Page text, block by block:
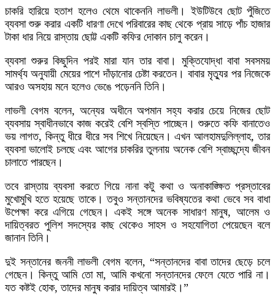
চাকরি হারিয়ে হতাশ হলেও থেমে থাকেননি লাভলী। ইউটিউবে ছোট পুঁজিতে
ব্যবসা শুরু করার একটি ধারণা দেখে পরিবারের কাছ থেকে প্রায় সাড়ে পাঁচ হাজার
টাকা ধার নিয়ে রাস্তায় ছোট্ট একটি কফির দোকান চালু করেন।
ব্যবসা শুরুর কিছুদিন পরই মারা যান তার বাবা। মুক্তিযোদ্ধা বাবা সবসময়
সামর্থ্য অনুযায়ী মেয়ের পাশে দাঁড়ানোর চেষ্টা করতেন। বাবার মৃত্যুর পর নিজেকে
আরও অসহায় মনে হলেও ভেঙে পড়েননি তিনি।
লাভলী বেগম বলেন, অন্যের অধীনে অপমান সহ্য করার চেয়ে নিজের ছোট
ব্যবসায় স্বাধীনভাবে কাজ করেই বেশি স্বস্তি পাচ্ছেন। শুরুতে কফি বানাতেও
ভয় লাগত, কিন্তু ধীরে ধীরে সব শিখে নিয়েছেন। এখন আলহামদুলিল্লাহ, তার
ব্যবসা ভালোই চলছে এবং আগের চাকরির তুলনায় অনেক বেশি স্বাচ্ছন্দ্যে জীবন
চালাতে পারছেন।
তবে রাস্তায় ব্যবসা করতে গিয়ে নানা কটু কথা ও অনাকাঙ্ক্ষিত প্রস্তাবের
মুখোমুখি হতে হয়েছে তাকে। তবুও সন্তানদের ভবিষ্যতের কথা ভেবে সব বাধা
উপেক্ষা করে এগিয়ে গেছেন। একই সঙ্গে অনেক সাধারণ মানুষ, আলেম ও
দায়িত্বরত পুলিশ সদস্যের কাছ থেকেও সাহস ও সহযোগিতা পেয়েছেন বলে
জানান তিনি।
দুই সন্তানের জননী লাভলী বেগম বলেন, “সন্তানদের বাবা তাদের ছেড়ে চলে
গেছেন। কিন্তু আমি তো মা, আমি কখনো সন্তানদের ফেলে যেতে পারি না।
যত কষ্টই হোক, তাদের মানুষ করার দায়িত্ব আমারই।”